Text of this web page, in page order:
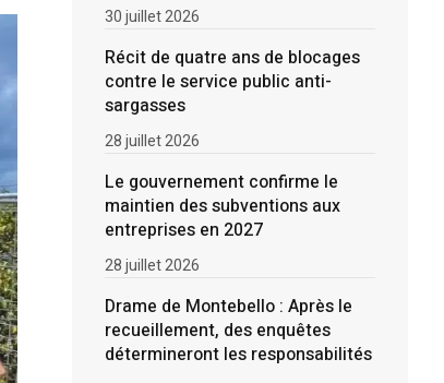
30 juillet 2026
Récit de quatre ans de blocages
contre le service public anti-
sargasses
28 juillet 2026
Le gouvernement confirme le
maintien des subventions aux
entreprises en 2027
28 juillet 2026
Drame de Montebello : Après le
recueillement, des enquêtes
détermineront les responsabilités